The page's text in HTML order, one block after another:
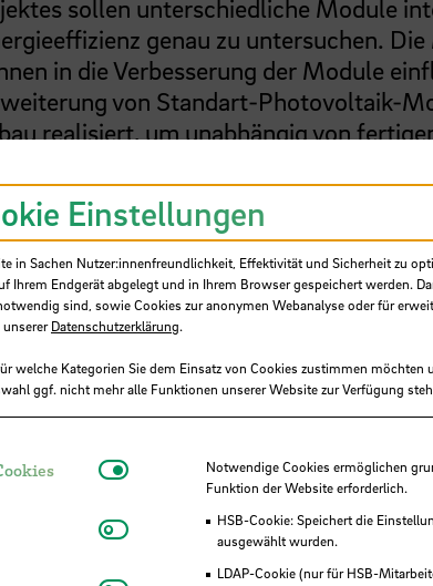
sollen unterschiedliche Module
genau zu untersuchen.
in die Verbesserung der Module
von Standart-Photovoltaik-
realisiert, um unabhängig von
Die Herausforderung ist dabei, dass
handelt. Zum einen muss die
werden. Zum anderen gilt es
gewinnen als auch die Photovoltaik-
Aufgabe ist eine
auch in Kombination mit der
Einstellungen
in Sachen Nutzer:innenfreundlichkeit, Effektivität und Sicherheit zu
Ihrem Endgerät abgelegt und in Ihrem Browser gespeichert werden.
sind, sowie Cookies zur anonymen Webanalyse oder für
unsererDatenschutzerklärung.
welche Kategorien Sie dem Einsatz von Cookies zustimmen
ggf. nicht mehr alle Funktionen unserer Website zur Verfügung
Notwendige Cookies
Notwendige Cookies ermöglichen
Funktion der Website erforderlich.
HSB-Cookie: Speichert die
ausgewählt wurden.
LDAP-Cookie (nur für HSB-
Matomo